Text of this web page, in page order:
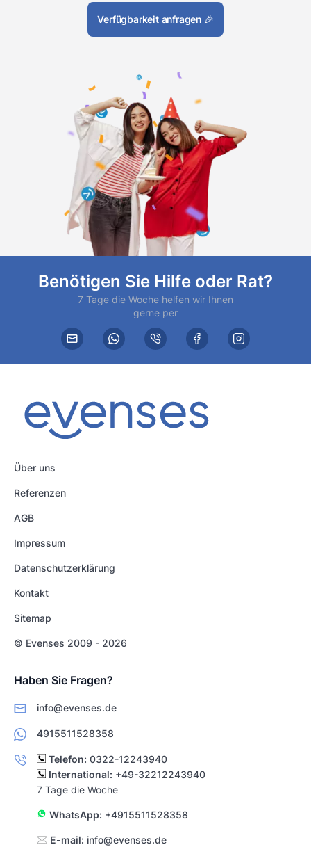
Verfügbarkeit anfragen 🎉
Benötigen Sie Hilfe oder Rat?
7 Tage die Woche helfen wir Ihnen
gerne per
Über uns
Referenzen
AGB
Impressum
Datenschutzerklärung
Kontakt
Sitemap
© Evenses 2009 - 2026
Haben Sie Fragen?
info@evenses.de
4915511528358
Telefon: 0322-12243940
International: +49-32212243940
7 Tage die Woche
WhatsApp: +4915511528358
E-mail: info@evenses.de